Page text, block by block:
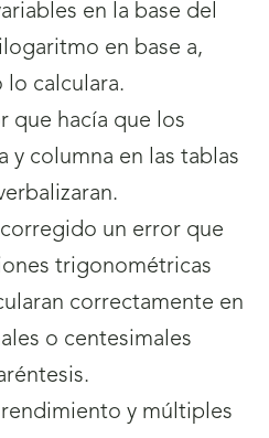
en la base del
en base a,
lo calculara.
que hacía que los
y columna en las tablas
un error que
trigonométricas
correctamente en
o centesimales
y múltiples